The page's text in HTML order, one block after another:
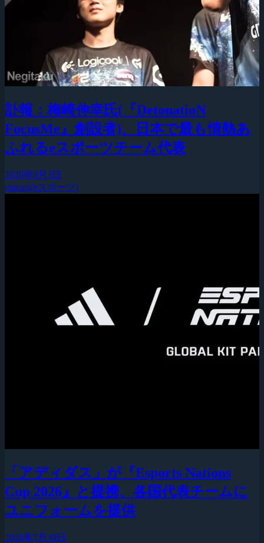
訃報：梅崎伸幸氏(『DetonatioN
FocusMe』創設者)、日本で最も情熱あ
ふれるeスポーツチーム代表
2026年8月3日
esports(eスポーツ)
「アディダス」が『Esports Nations
Cup 2026』と提携、各国代表チームに
ユニフォームを提供
2026年7月30日